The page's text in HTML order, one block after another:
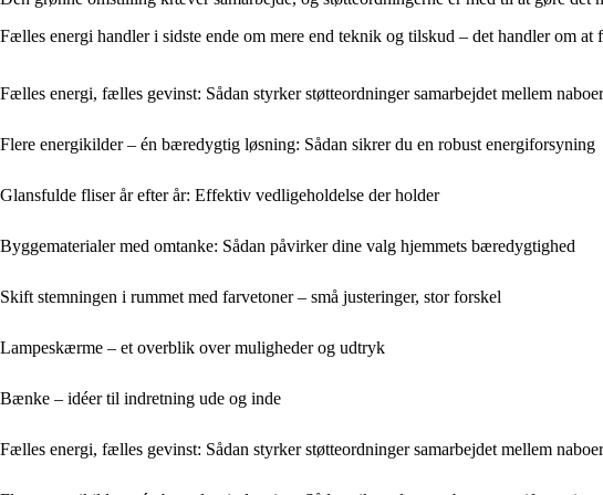
Fælles energi handler i sidste ende om mere end teknik og tilskud – det handler om
Fælles energi, fælles gevinst: Sådan styrker støtteordninger samarbejdet mellem naboer
Flere energikilder – én bæredygtig løsning: Sådan sikrer du en robust energiforsyning
Glansfulde fliser år efter år: Effektiv vedligeholdelse der holder
Byggematerialer med omtanke: Sådan påvirker dine valg hjemmets bæredygtighed
Skift stemningen i rummet med farvetoner – små justeringer, stor forskel
Lampeskærme – et overblik over muligheder og udtryk
Bænke – idéer til indretning ude og inde
Fælles energi, fælles gevinst: Sådan styrker støtteordninger samarbejdet mellem naboer